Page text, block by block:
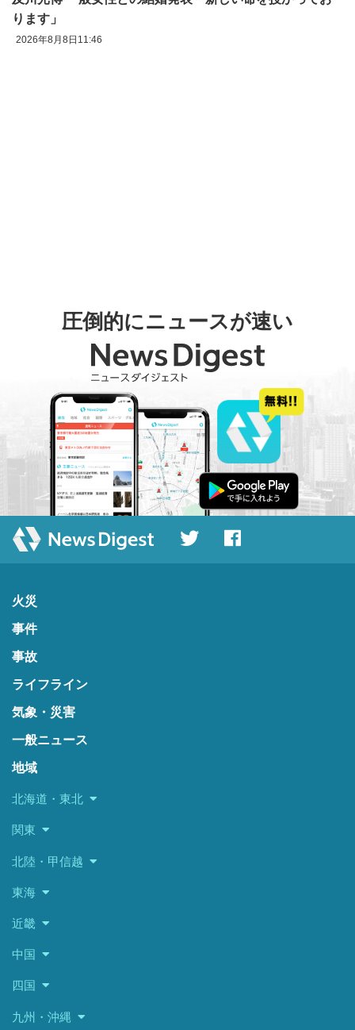
ります」
2026年8月8日11:46
圧倒的にニュースが速い
火災
事件
事故
ライフライン
気象・災害
一般ニュース
地域
北海道・東北
関東
北陸・甲信越
東海
近畿
中国
四国
九州・沖縄